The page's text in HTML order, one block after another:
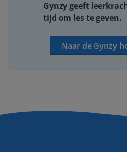
Gynzy geeft
tijd om les te geven.
Naar de Gynzy